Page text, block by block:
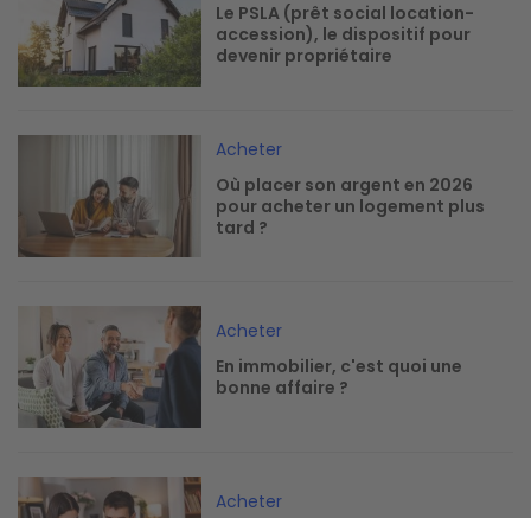
Le PSLA (prêt social location-
accession), le dispositif pour
devenir propriétaire
Acheter
Où placer son argent en 2026
pour acheter un logement plus
tard ?
Image
Acheter
En immobilier, c'est quoi une
bonne affaire ?
Image
Acheter